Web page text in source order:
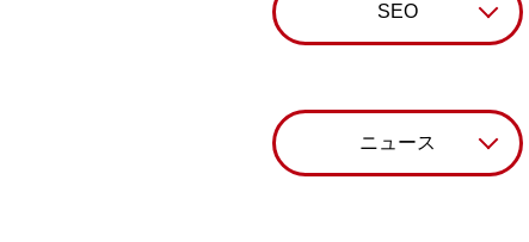
SEO
ニュース